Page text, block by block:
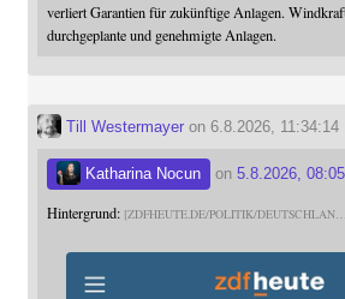
verliert Garantien für zukünftige Anlagen.
durchgeplante und genehmigte Anlagen.
Till Westermayeron 6.8.2026, 11:34:14
Katharina Nocun on 5.8.2026,
Hintergrund: ZDFHEUTE.DE/POLITIK/DEUTSCHLAN